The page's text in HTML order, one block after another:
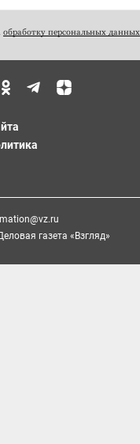
обработку персональных данных
газета «Взгляд»